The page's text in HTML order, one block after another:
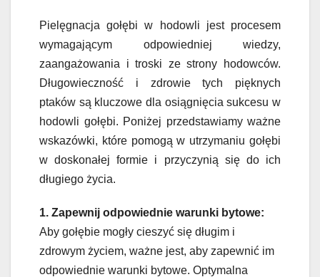
Pielęgnacja gołębi w hodowli jest procesem
wymagającym odpowiedniej wiedzy,
zaangażowania i troski ze strony hodowców.
Długowieczność i zdrowie tych pięknych
ptaków są kluczowe dla osiągnięcia sukcesu w
hodowli gołębi. Poniżej przedstawiamy ważne
wskazówki, które pomogą w utrzymaniu gołębi
w doskonałej formie i przyczynią się do ich
długiego życia.
1. Zapewnij odpowiednie warunki bytowe:
Aby gołębie mogły cieszyć się długim i
zdrowym życiem, ważne jest, aby zapewnić im
odpowiednie warunki bytowe. Optymalna